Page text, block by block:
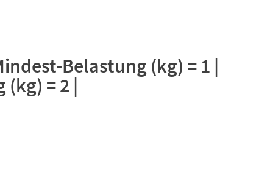
Belastung (kg) = 1 |
(kg) = 2 |